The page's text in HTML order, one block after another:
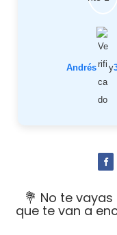
Andrés y
💐 No te
que te van a